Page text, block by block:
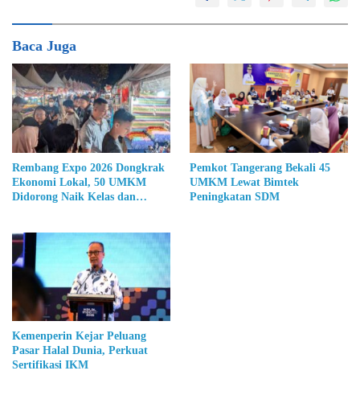
Baca Juga
Rembang Expo 2026 Dongkrak
Ekonomi Lokal, 50 UMKM
Didorong Naik Kelas dan
Pemkot Tangerang Bekali 45
UMKM Lewat Bimtek
Peningkatan SDM
Kemenperin Kejar Peluang
Pasar Halal Dunia, Perkuat
Sertifikasi IKM